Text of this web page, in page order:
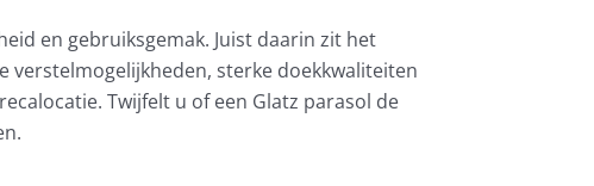
en gebruiksgemak. Juist daarin zit het
sterke doekkwaliteiten
Twijfelt u of een Glatz parasol de